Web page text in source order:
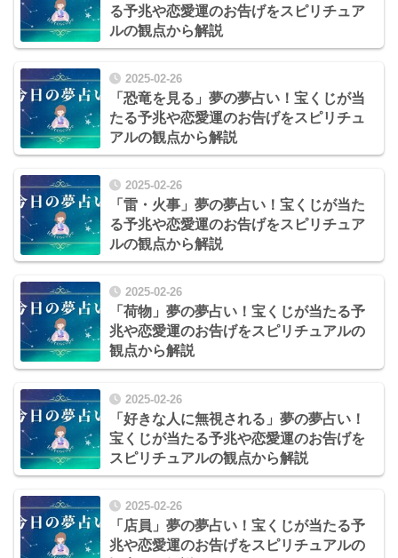
る予兆や恋愛運のお告げをスピリチュア
ルの観点から解説
2025-02-26
「恐竜を見る」夢の夢占い！宝くじが当
たる予兆や恋愛運のお告げをスピリチュ
アルの観点から解説
2025-02-26
「雷・火事」夢の夢占い！宝くじが当た
る予兆や恋愛運のお告げをスピリチュア
ルの観点から解説
2025-02-26
「荷物」夢の夢占い！宝くじが当たる予
兆や恋愛運のお告げをスピリチュアルの
観点から解説
2025-02-26
「好きな人に無視される」夢の夢占い！
宝くじが当たる予兆や恋愛運のお告げを
スピリチュアルの観点から解説
2025-02-26
「店員」夢の夢占い！宝くじが当たる予
兆や恋愛運のお告げをスピリチュアルの